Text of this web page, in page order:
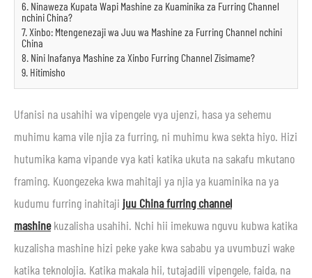
6. Ninaweza Kupata Wapi Mashine za Kuaminika za Furring Channel
nchini China?
7. Xinbo: Mtengenezaji wa Juu wa Mashine za Furring Channel nchini
China
8. Nini Inafanya Mashine za Xinbo Furring Channel Zisimame?
9. Hitimisho
Ufanisi na usahihi wa vipengele vya ujenzi, hasa ya sehemu
muhimu kama vile njia za furring, ni muhimu kwa sekta hiyo. Hizi
hutumika kama vipande vya kati katika ukuta na sakafu mkutano
framing. Kuongezeka kwa mahitaji ya njia ya kuaminika na ya
kudumu furring inahitaji juu China furring channel
mashinekuzalisha usahihi. Nchi hii imekuwa nguvu kubwa katika
kuzalisha mashine hizi peke yake kwa sababu ya uvumbuzi wake
katika teknolojia. Katika makala hii, tutajadili vipengele, faida, na